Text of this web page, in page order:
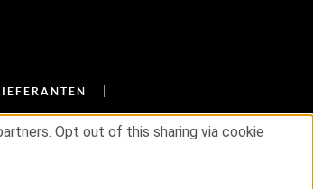
Opt out of this sharing via cookie